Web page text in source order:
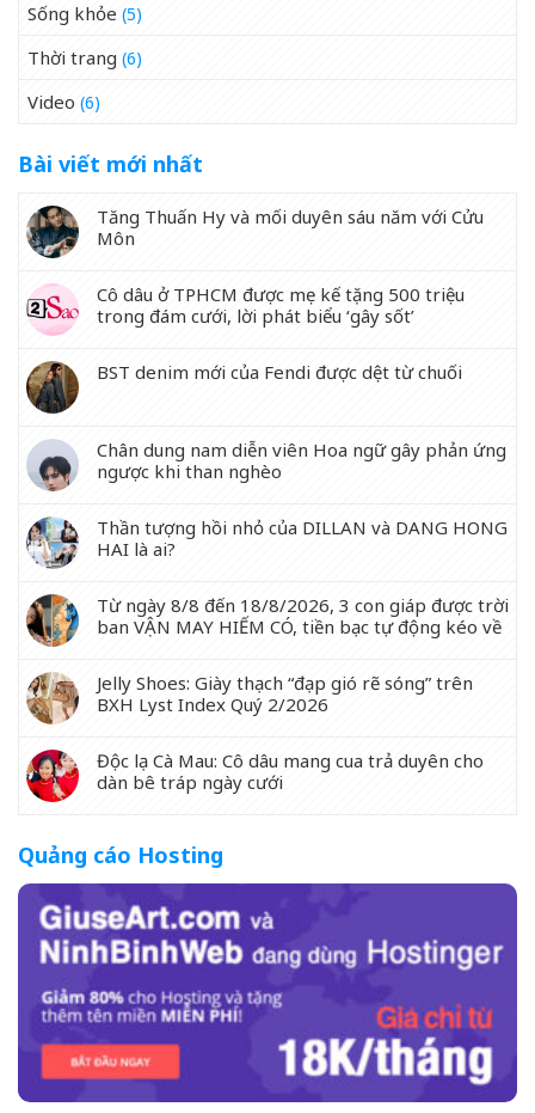
Sống khỏe (5)
Thời trang (6)
Video (6)
Bài viết mới nhất
Tăng Thuấn Hy và mối duyên sáu năm với Cửu
Môn
Cô dâu ở TPHCM được mẹ kế tặng 500 triệu
trong đám cưới, lời phát biểu ‘gây sốt’
BST denim mới của Fendi được dệt từ chuối
Chân dung nam diễn viên Hoa ngữ gây phản ứng
ngược khi than nghèo
Thần tượng hồi nhỏ của DILLAN và DANG HONG
HAI là ai?
Từ ngày 8/8 đến 18/8/2026, 3 con giáp được trời
ban VẬN MAY HIẾM CÓ, tiền bạc tự động kéo về
Jelly Shoes: Giày thạch “đạp gió rẽ sóng” trên
BXH Lyst Index Quý 2/2026
Độc lạ Cà Mau: Cô dâu mang cua trả duyên cho
dàn bê tráp ngày cưới
Quảng cáo Hosting